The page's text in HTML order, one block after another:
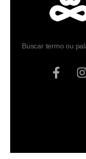
for: